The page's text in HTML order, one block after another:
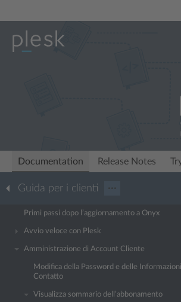
Documentation Release Notes
Guida per i clienti ···
Primi passi dopo l’aggiornamento a Onyx
Avvio veloce con Plesk
Amministrazione di Account Cliente
Modifica della Password e delle Informazioni
Contatto
Visualizza sommario dell’abbonamento